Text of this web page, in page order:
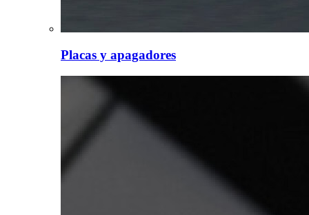
Placas y apagadores